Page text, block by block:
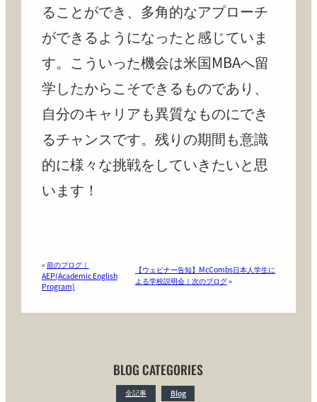
ることができ、多角的なアプローチ
ができるようになったと感じていま
す。こういった機会は米国MBAへ留
学したからこそできるものであり、
自分のキャリアも異質なものにでき
るチャンスです。残りの期間も意識
的に様々な挑戦をしていきたいと思
います！
«前のブログ｜
AEP(Academic English
Program)
【ウェビナー告知】McCombs日本人学生に
よる学校説明会｜次のブログ»
BLOG CATEGORIES
全記事 Blog